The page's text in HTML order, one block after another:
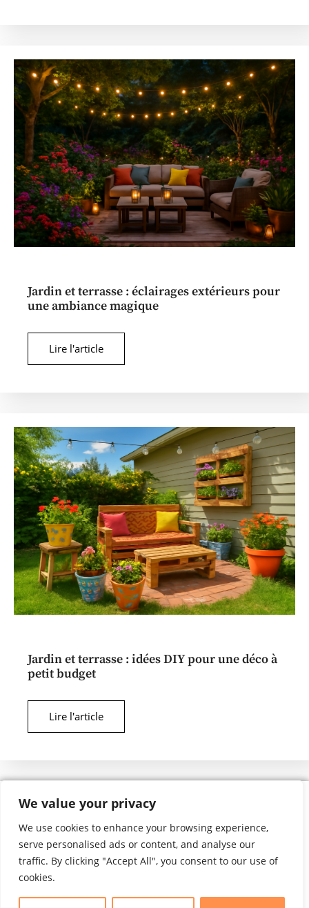
We value your privacy
We use cookies to enhance your browsing experience,
serve personalised ads or content, and analyse our
traffic. By clicking "Accept All", you consent to our use of
cookies.
Jardin et terrasse : éclairages extérieurs pour
une ambiance magique
Lire l'article
Jardin et terrasse : idées DIY pour une déco à
petit budget
Lire l'article
Mentions légalesC-G-V